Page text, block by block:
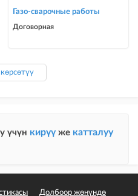
Газо-сварочные работы
Договорная
үчүн кирүү же катталуу
Долбоор жөнүндө